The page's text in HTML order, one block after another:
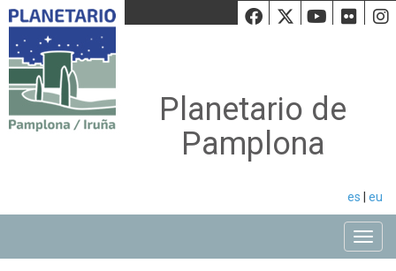
Facebook
Twiiter
Planetario de
Pamplona
es eu